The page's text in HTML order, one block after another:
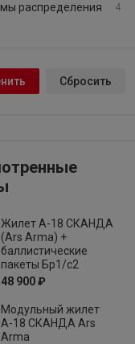
распределения
4
Жилет А-18 СКАНДА
(Ars Arma) +
баллистические
пакеты Бр1/с2
48 900 ₽
Модульный жилет
А-18 СКАНДА Ars
Arma